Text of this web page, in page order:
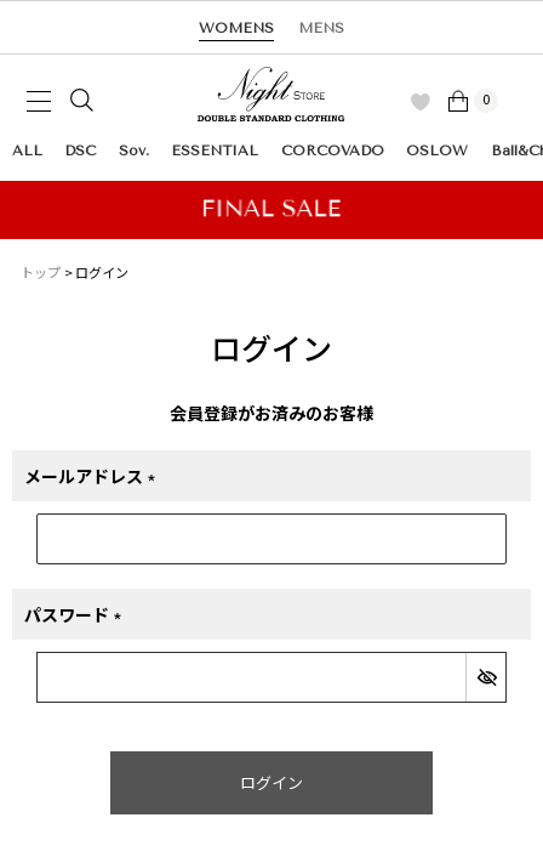
WOMENS MENS
0
ALL DSC Sov. ESSENTIAL CORCOVADO OSLOW
トップ ログイン
ログイン
会員登録がお済みのお客様
メールアドレス
(必
パスワード
(必
ログイン